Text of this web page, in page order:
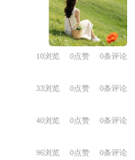
10浏览 0点赞 0条评论
33浏览 0点赞 0条评论
40浏览 0点赞 0条评论
96浏览 0点赞 0条评论